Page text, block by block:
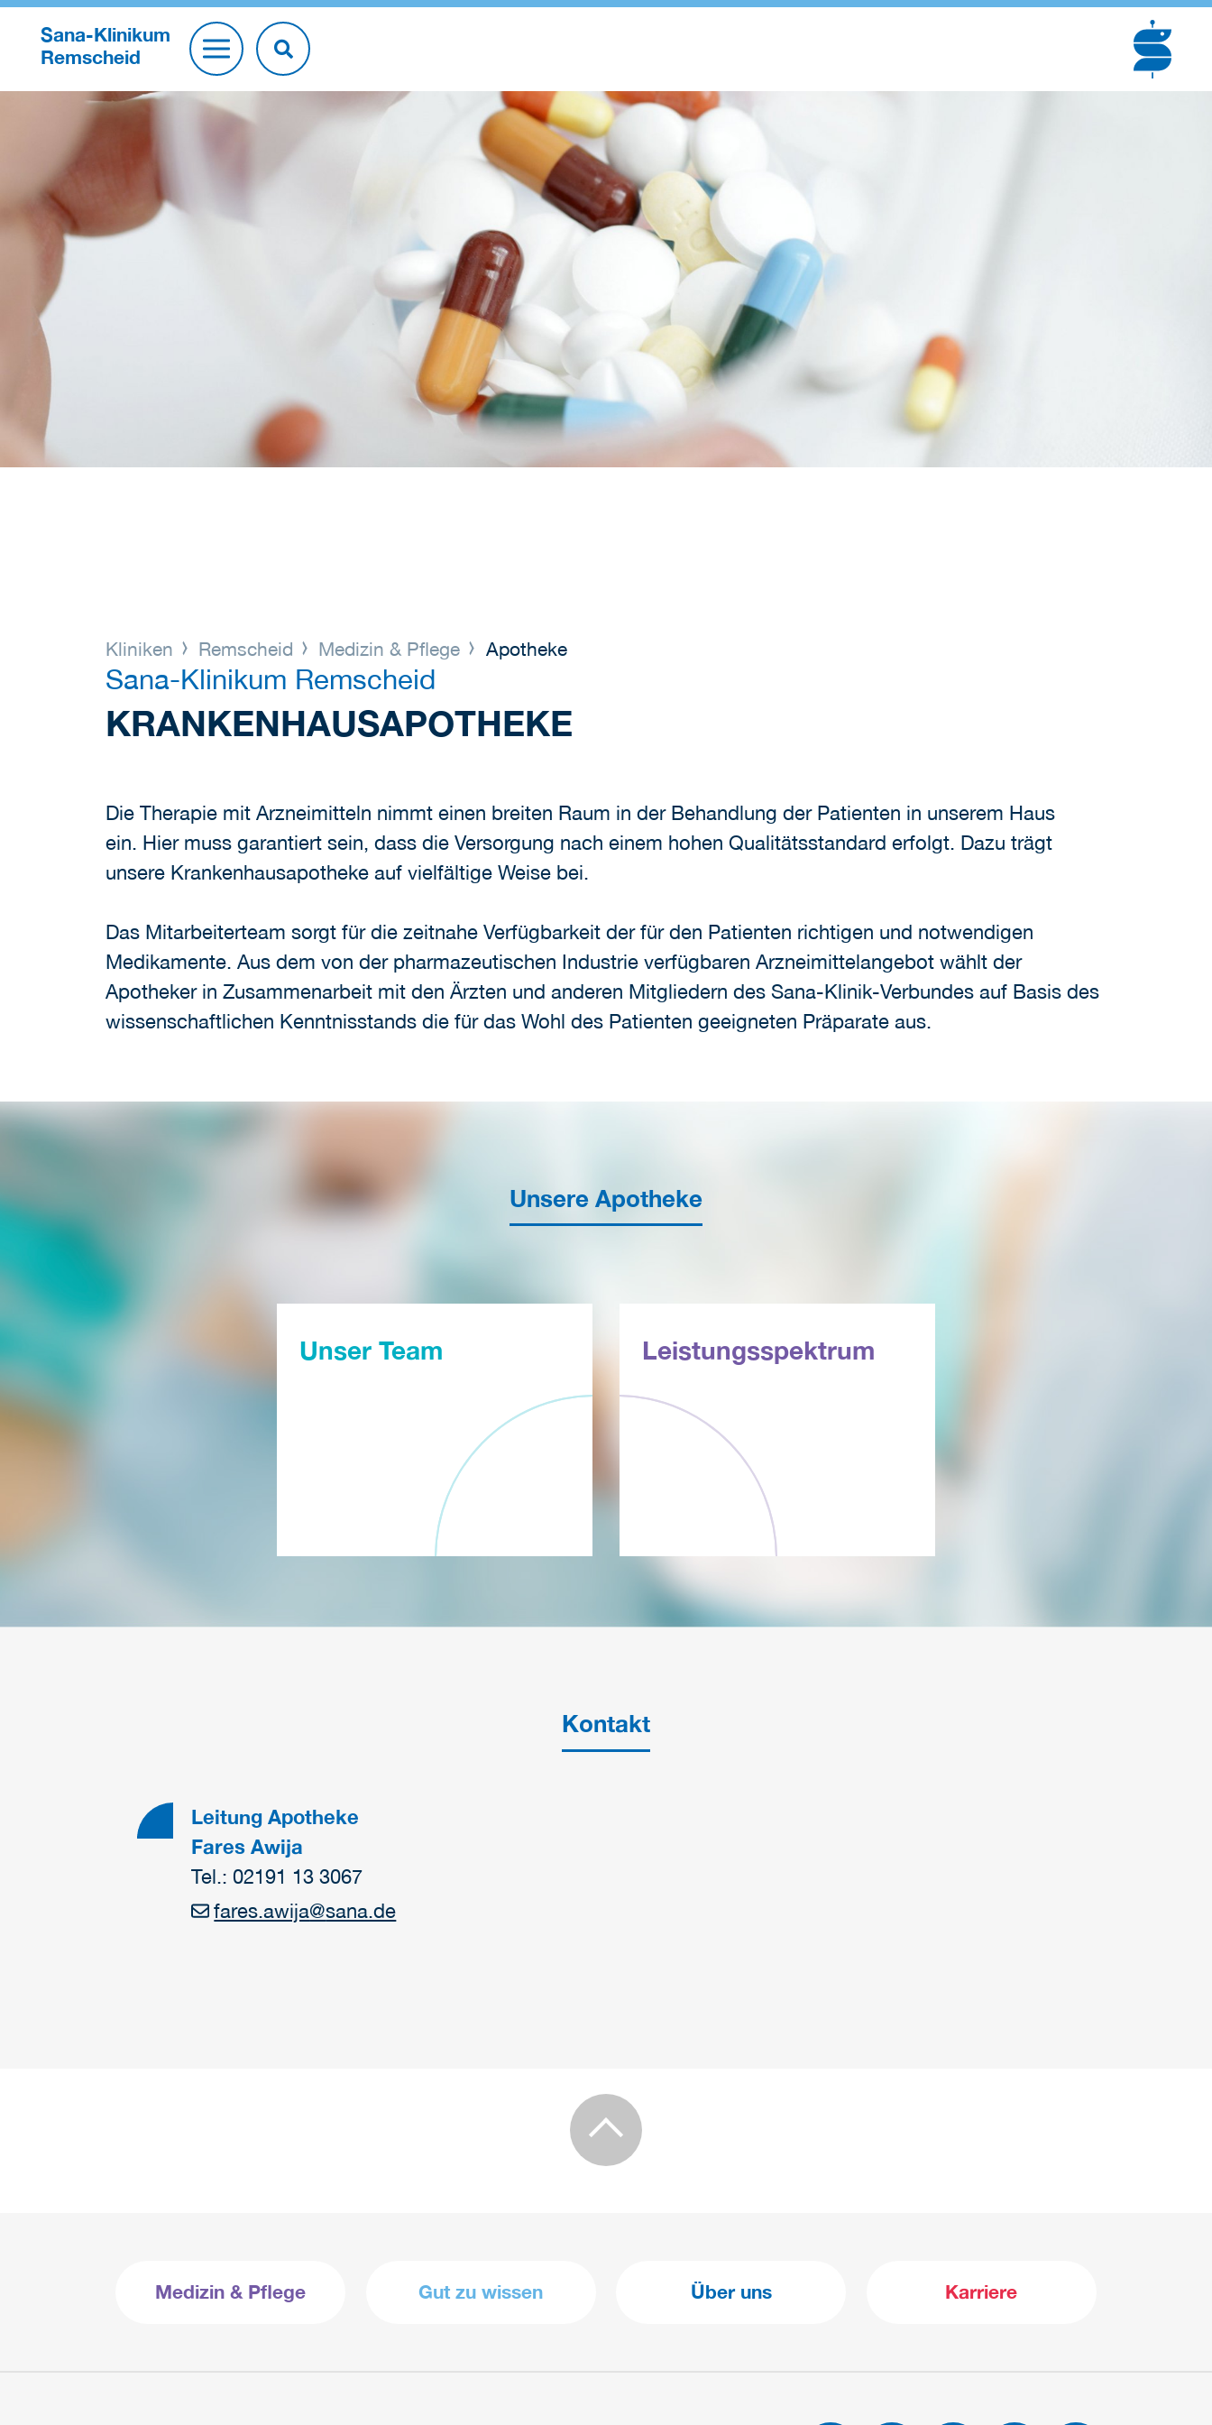
Sana-Klinikum
Remscheid
Kliniken Remscheid Medizin & Pflege Apotheke
Sana-Klinikum Remscheid
KRANKENHAUSAPOTHEKE
Die Therapie mit Arzneimitteln nimmt einen breiten Raum in der Behandlung der Patienten in unserem Haus
ein. Hier muss garantiert sein, dass die Versorgung nach einem hohen Qualitätsstandard erfolgt. Dazu trägt
unsere Krankenhausapotheke auf vielfältige Weise bei.
Das Mitarbeiterteam sorgt für die zeitnahe Verfügbarkeit der für den Patienten richtigen und notwendigen
Medikamente. Aus dem von der pharmazeutischen Industrie verfügbaren Arzneimittelangebot wählt der
Apotheker in Zusammenarbeit mit den Ärzten und anderen Mitgliedern des Sana-Klinik-Verbundes auf Basis des
wissenschaftlichen Kenntnisstands die für das Wohl des Patienten geeigneten Präparate aus.
Unsere Apotheke
Unser Team Leistungsspektrum
Kontakt
Leitung Apotheke
Fares Awija
Tel.: 02191 13 3067
fares.awija@sana.de
Medizin & Pflege Gut zu wissen Über uns Karriere